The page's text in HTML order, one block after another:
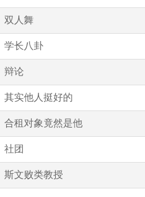
双人舞
学长八卦
辩论
其实他人挺好的
合租对象竟然是他
社团
斯文败类教授